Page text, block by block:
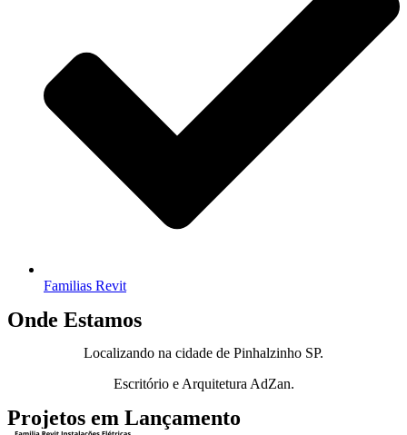
Familias Revit
Onde Estamos
Localizando na cidade de Pinhalzinho SP.
Escritório e Arquitetura AdZan.
Projetos em Lançamento